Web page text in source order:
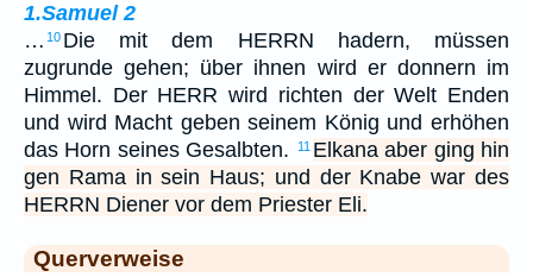
1.Samuel 2
… 10 Die mit dem HERRN hadern, müssen
zugrunde gehen; über ihnen wird er donnern im
Himmel. Der HERR wird richten der Welt Enden
und wird Macht geben seinem König und erhöhen
das Horn seines Gesalbten.
11 Elkana aber ging hin
gen Rama in sein Haus; und der Knabe war des
HERRN Diener vor dem Priester Eli.
Querverweise